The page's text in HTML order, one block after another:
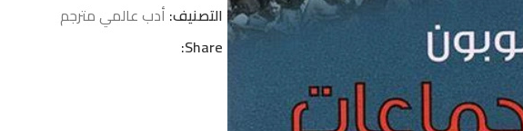
التصنيف: أدب عالمي مترجم
Share: